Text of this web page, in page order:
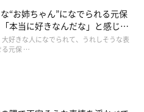
“お姉ちゃん”になでられる元保
本当に好きなんだな」と感じる
っこり
大好きな人になでられて、うれしそうな表
る元保 …